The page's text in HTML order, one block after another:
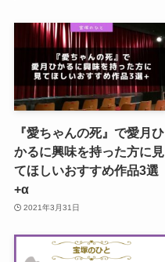
『愛ちゃんの死』で愛月ひ
かるに興味を持った方に見
てほしいおすすめ作品3選
+α
2021年3月31日